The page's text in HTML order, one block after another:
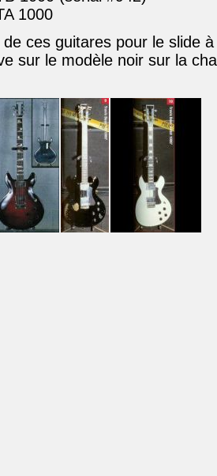
1000
ces guitares pour le slide
sur le modèle noir sur la